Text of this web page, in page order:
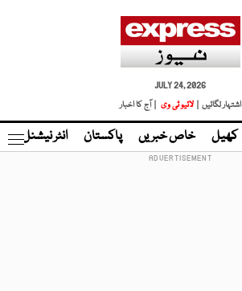
JULY 24, 2026
اشتہار لگائیں |
لائیو ٹی وی | آج کا اخبار
کھیل خاص خبریں پاکستان انٹر نیشنل